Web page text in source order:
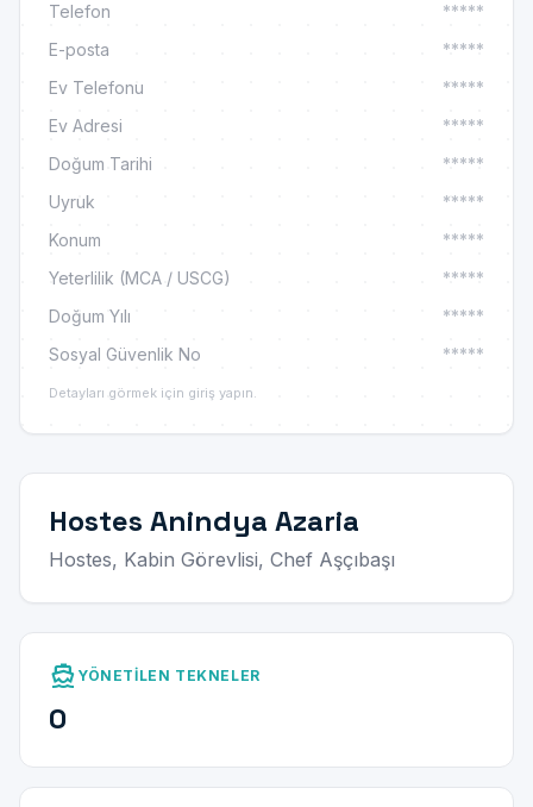
Telefon
*****
E-posta
*****
Ev Telefonu
*****
Ev Adresi
*****
Doğum Tarihi
*****
Uyruk
*****
Konum
*****
Yeterlilik (MCA / USCG)
*****
Doğum Yılı
*****
Sosyal Güvenlik No
*****
Detayları görmek için giriş yapın.
Hostes Anindya Azaria
Hostes, Kabin Görevlisi, Chef Aşçıbaşı
directions_boat YÖNETILEN TEKNELER
0